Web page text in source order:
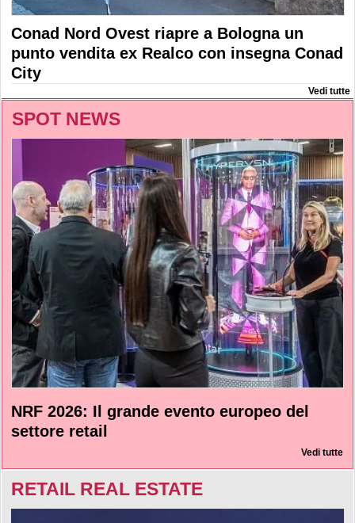
Conad Nord Ovest riapre a Bologna un
punto vendita ex Realco con insegna Conad
City
Vedi tutte
SPOT NEWS
NRF 2026: Il grande evento europeo del
settore retail
Vedi tutte
RETAIL REAL ESTATE